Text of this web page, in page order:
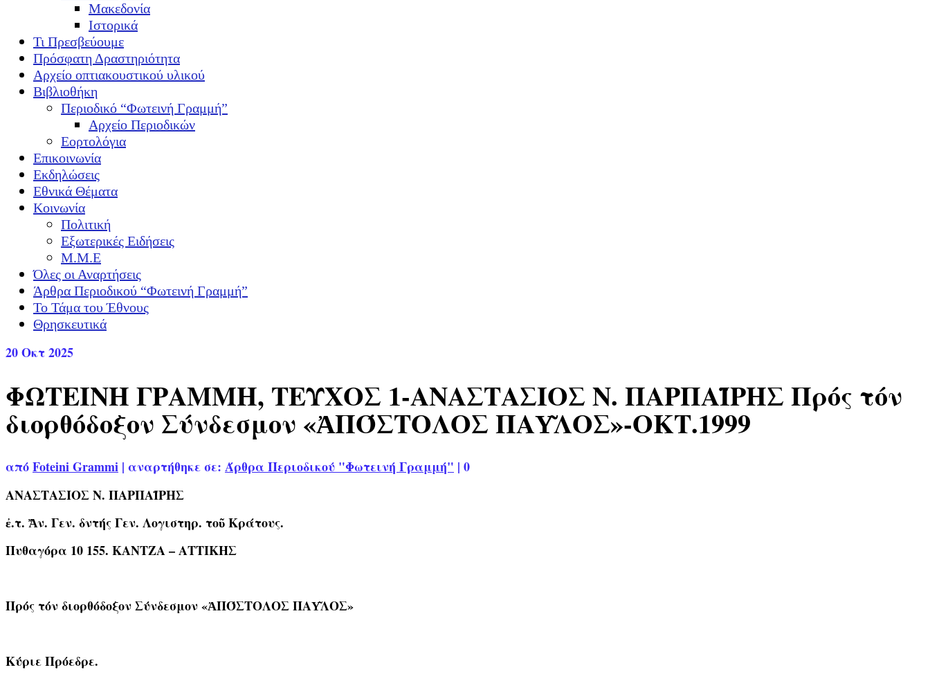
Μακεδονία
Ιστορικά
Τι Πρεσβεύουμε
Πρόσφατη Δραστηριότητα
Αρχείο οπτιακουστικού υλικού
Βιβλιοθήκη
Περιοδικό “Φωτεινή Γραμμή”
Αρχείο Περιοδικών
Εορτολόγια
Επικοινωνία
Εκδηλώσεις
Εθνικά Θέματα
Κοινωνία
Πολιτική
Εξωτερικές Ειδήσεις
Μ.Μ.Ε
Όλες οι Αναρτήσεις
Άρθρα Περιοδικού “Φωτεινή Γραμμή”
Το Τάμα του Έθνους
Θρησκευτικά
20Οκτ 2025
ΦΩΤΕΙΝΗ ΓΡΑΜΜΗ, ΤΕΥΧΟΣ 1-ΑΝΑΣΤΑΣΙΟΣ Ν. ΠΑΡΠΑΪΡΗΣ Πρός τόν
διορθόδοξον Σύνδεσμον «ἈΠΌΣΤΟΛΟΣ ΠΑΥ͂ΛΟΣ»-ΟΚΤ.1999
απόFoteini Grammi | αναρτήθηκε σε: Άρθρα Περιοδικού "Φωτεινή Γραμμή" | 0
ΑΝΑΣΤΑΣΙΟΣ Ν. ΠΑΡΠΑΪΡΗΣ
ἐ.τ. Ἄν. Γεν. δντής Γεν. Λογιστηρ. τοῦ Κράτους.
Πυθαγόρα 10 155. ΚΑΝΤΖΑ – ΑΤΤΙΚΗΣ
Πρός τόν διορθόδοξον Σύνδεσμον «ἈΠΌΣΤΟΛΟΣ ΠΑΥ͂ΛΟΣ»
Κύριε Πρόεδρε.